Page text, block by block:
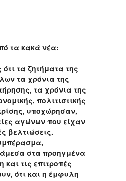
τα κακά νέα:
ότι τα ζητήματα της
τα χρόνια της
τα χρόνια της
πολιτιστικής
υποχώρησαν,
αγώνων που είχαν
βελτιώσεις.
στα προηγμένα
και τις επιτροπές
ότι και η έμφυλη